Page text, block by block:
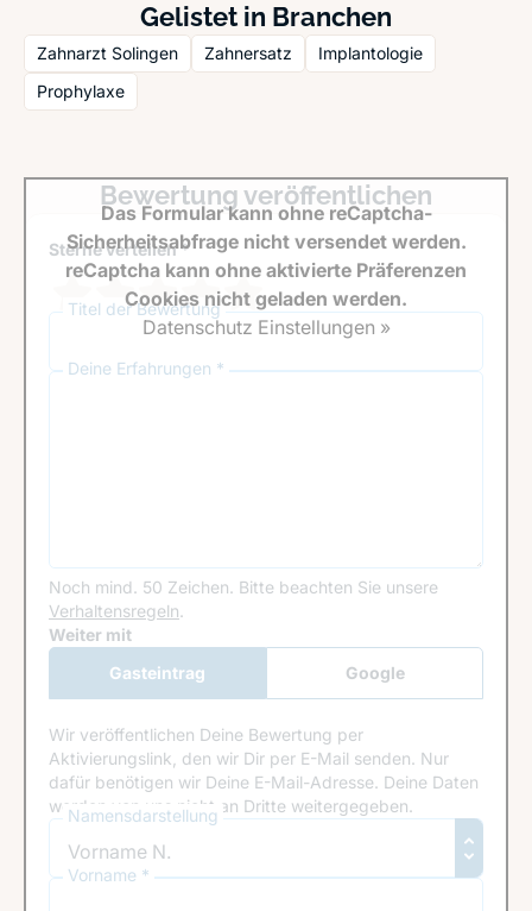
Gelistet in Branchen
Zahnarzt Solingen Zahnersatz
Implantologie
Prophylaxe
Bewertung veröffentlichen
Sterne verteilen *
Titel der Bewertung
Deine Erfahrungen *
Noch mind. 50 Zeichen. Bitte beachten Sie unsere
Verhaltensregeln.
Google Recaptcha
Weiter mit
Gasteintrag
Google
Anmeldung
Wir veröffentlichen Deine Bewertung per
Aktivierungslink, den wir Dir per E-Mail senden. Nur
dafür benötigen wir Deine E-Mail-Adresse. Deine Daten
werden von uns nicht an Dritte weitergegeben.
Namensdarstellung
Vorname *
Das Formular kann ohne reCaptcha-
Sicherheitsabfrage nicht versendet werden.
reCaptcha kann ohne aktivierte Präferenzen
Cookies nicht geladen werden.
Datenschutz Einstellungen »